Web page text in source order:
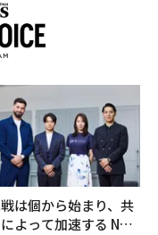
は個から始まり、共
よって加速する NOR